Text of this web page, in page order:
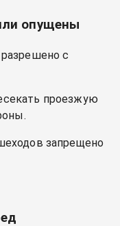
опущены
с
проезжую
запрещено